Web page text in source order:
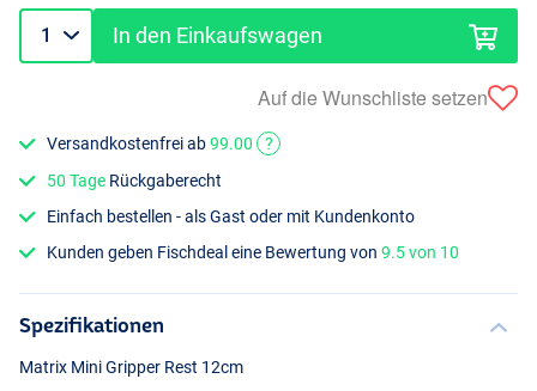
In den Einkaufswagen
Auf die Wunschliste setzen
Versandkostenfrei ab99.00
?
50 Tage Rückgaberecht
Einfach bestellen - als Gast oder mit Kundenkonto
Kunden geben Fischdeal eine Bewertung von9.5 von 10
Spezifikationen
Matrix Mini Gripper Rest 12cm